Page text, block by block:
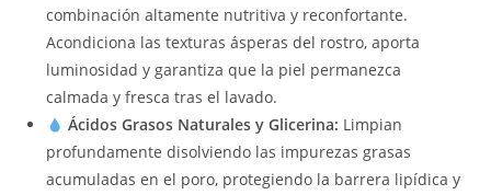
combinación altamente nutritiva y reconfortante.
Acondiciona las texturas ásperas del rostro, aporta
luminosidad y garantiza que la piel permanezca
calmada y fresca tras el lavado.
Ácidos Grasos Naturales y Glicerina: Limpian
profundamente disolviendo las impurezas grasas
acumuladas en el poro, protegiendo la barrera lipídica y